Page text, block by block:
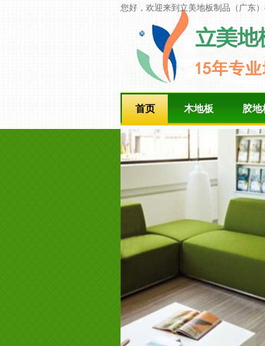
您好，欢迎来到立美地板制品（广东
首页 木地板 胶地